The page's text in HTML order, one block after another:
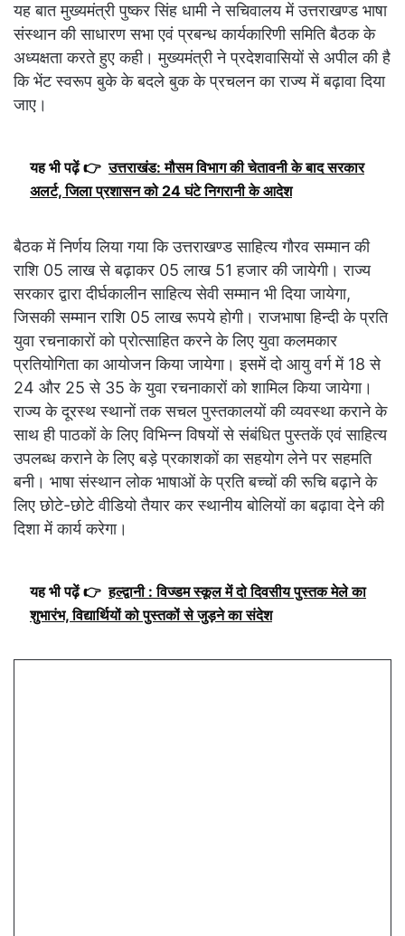
यह बात मुख्यमंत्री पुष्कर सिंह धामी ने सचिवालय में उत्तराखण्ड भाषा
संस्थान की साधारण सभा एवं प्रबन्ध कार्यकारिणी समिति बैठक के
अध्यक्षता करते हुए कही। मुख्यमंत्री ने प्रदेशवासियों से अपील की है
कि भेंट स्वरूप बुके के बदले बुक के प्रचलन का राज्य में बढ़ावा दिया
जाए।
यह भी पढ़ें 👉 उत्तराखंड: मौसम विभाग की चेतावनी के बाद सरकार
अलर्ट, जिला प्रशासन को 24 घंटे निगरानी के आदेश
बैठक में निर्णय लिया गया कि उत्तराखण्ड साहित्य गौरव सम्मान की
राशि 05 लाख से बढ़ाकर 05 लाख 51 हजार की जायेगी। राज्य
सरकार द्वारा दीर्घकालीन साहित्य सेवी सम्मान भी दिया जायेगा,
जिसकी सम्मान राशि 05 लाख रूपये होगी। राजभाषा हिन्दी के प्रति
युवा रचनाकारों को प्रोत्साहित करने के लिए युवा कलमकार
प्रतियोगिता का आयोजन किया जायेगा। इसमें दो आयु वर्ग में 18 से
24 और 25 से 35 के युवा रचनाकारों को शामिल किया जायेगा।
राज्य के दूरस्थ स्थानों तक सचल पुस्तकालयों की व्यवस्था कराने के
साथ ही पाठकों के लिए विभिन्न विषयों से संबंधित पुस्तकें एवं साहित्य
उपलब्ध कराने के लिए बड़े प्रकाशकों का सहयोग लेने पर सहमति
बनी। भाषा संस्थान लोक भाषाओं के प्रति बच्चों की रूचि बढ़ाने के
लिए छोटे-छोटे वीडियो तैयार कर स्थानीय बोलियों का बढ़ावा देने की
दिशा में कार्य करेगा।
यह भी पढ़ें 👉 हल्द्वानी : विज्डम स्कूल में दो दिवसीय पुस्तक मेले का
शुभारंभ, विद्यार्थियों को पुस्तकों से जुड़ने का संदेश